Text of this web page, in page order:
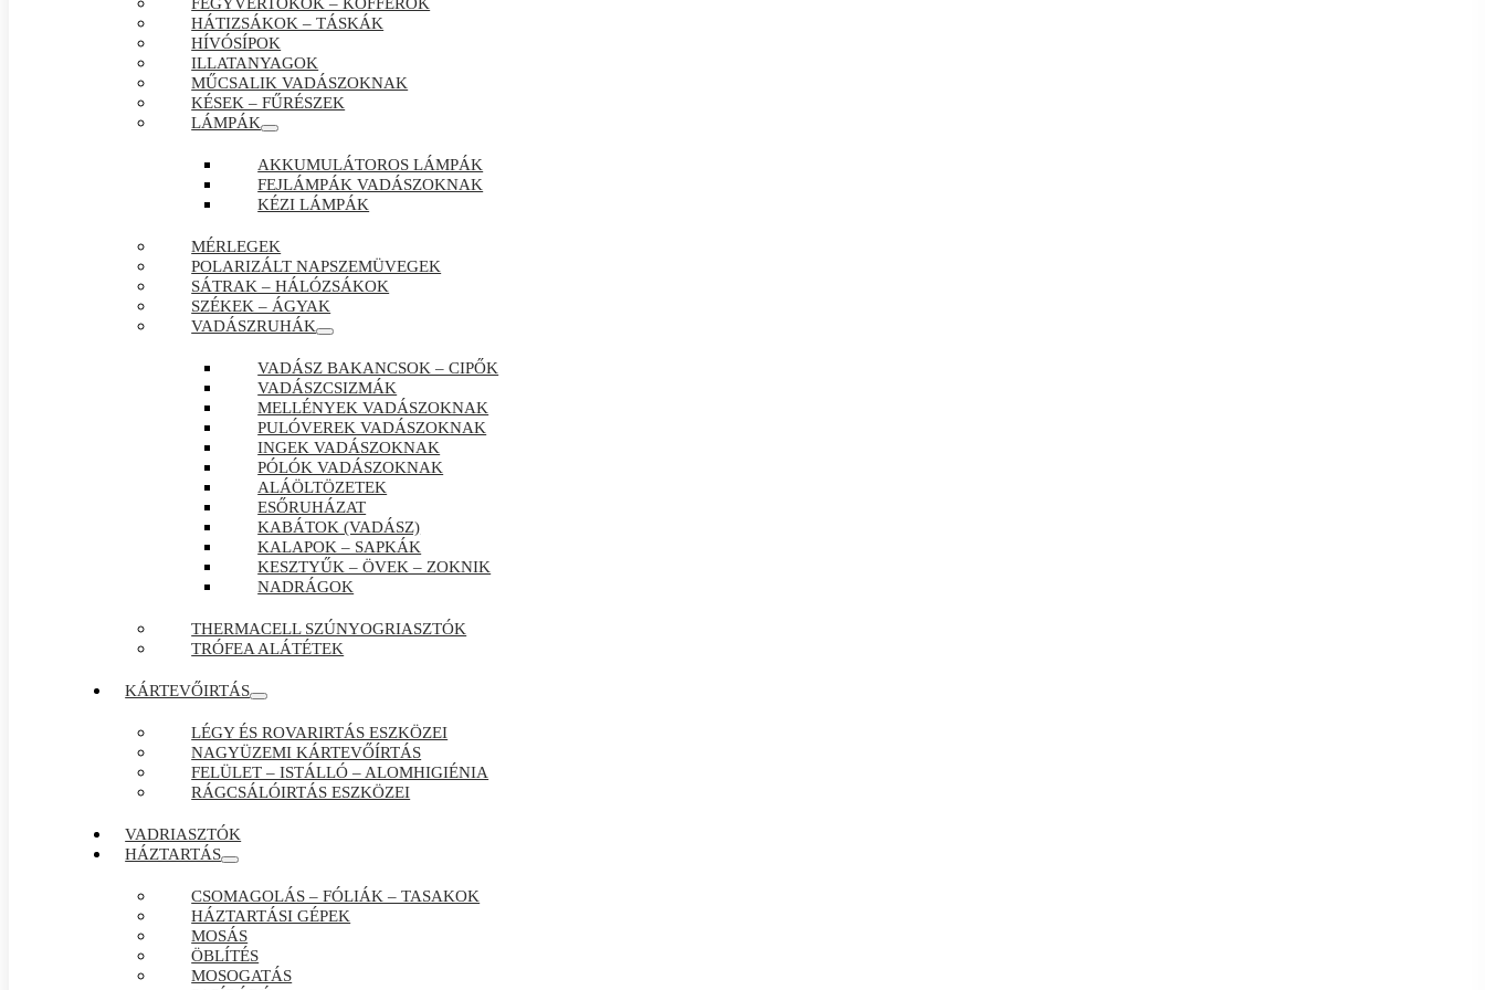
HÁTIZSÁKOK – TÁSKÁK
HÍVÓSÍPOK
ILLATANYAGOK
MŰCSALIK VADÁSZOKNAK
KÉSEK – FŰRÉSZEK
LÁMPÁK
AKKUMULÁTOROS LÁMPÁK
FEJLÁMPÁK VADÁSZOKNAK
KÉZI LÁMPÁK
MÉRLEGEK
POLARIZÁLT NAPSZEMÜVEGEK
SÁTRAK – HÁLÓZSÁKOK
SZÉKEK – ÁGYAK
VADÁSZRUHÁK
VADÁSZ BAKANCSOK – CIPŐK
VADÁSZCSIZMÁK
MELLÉNYEK VADÁSZOKNAK
PULÓVEREK VADÁSZOKNAK
INGEK VADÁSZOKNAK
PÓLÓK VADÁSZOKNAK
ALÁÖLTÖZETEK
ESŐRUHÁZAT
KABÁTOK (VADÁSZ)
KALAPOK – SAPKÁK
KESZTYŰK – ÖVEK – ZOKNIK
NADRÁGOK
THERMACELL SZÚNYOGRIASZTÓK
TRÓFEA ALÁTÉTEK
KÁRTEVŐIRTÁS
LÉGY ÉS ROVARIRTÁS ESZKÖZEI
NAGYÜZEMI KÁRTEVŐÍRTÁS
FELÜLET – ISTÁLLÓ – ALOMHIGIÉNIA
RÁGCSÁLÓIRTÁS ESZKÖZEI
VADRIASZTÓK
HÁZTARTÁS
CSOMAGOLÁS – FÓLIÁK – TASAKOK
HÁZTARTÁSI GÉPEK
MOSÁS
ÖBLÍTÉS
MOSOGATÁS